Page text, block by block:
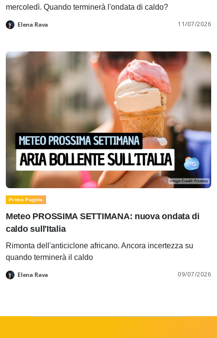
mercoledì. Quando terminerà l'ondata di caldo?
Elena Rava 11/07/2026
Prima Pagina
Meteo PROSSIMA SETTIMANA: nuova ondata di
caldo sull'Italia
Rimonta dell'anticiclone africano. Ancora incertezza su
quando terminerà il caldo
Elena Rava 09/07/2026